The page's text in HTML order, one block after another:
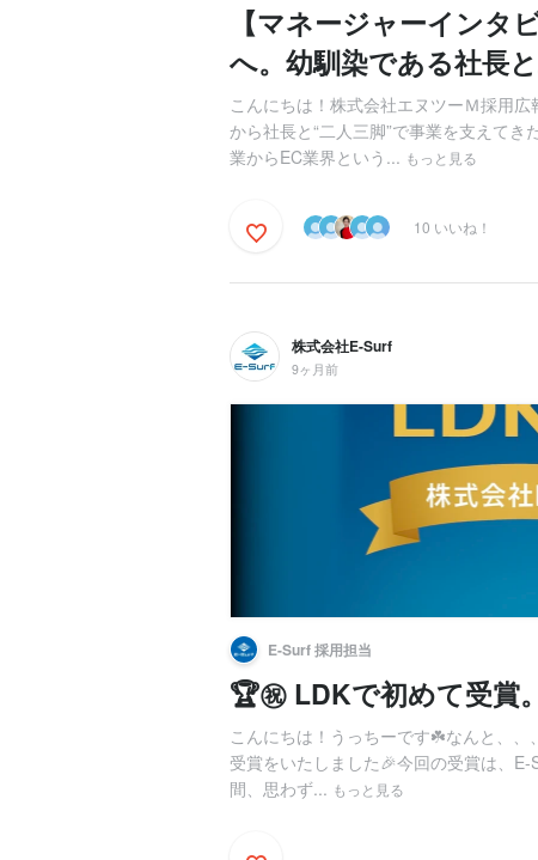
【マネージャーインタ
へ。幼馴染である社長
こんにちは！株式会社エヌツーＭ採用
から社長と“二人三脚”で事業を支えてき
業からEC業界という... もっと見る
10 いいね！
株式会社E-Surf
9ヶ月前
E-Surf 採用担当
🏆㊗️ LDKで初めて受賞
こんにちは！うっちーです☘️なんと、
受賞をいたしました🎉今回の受賞は、
間、思わず... もっと見る